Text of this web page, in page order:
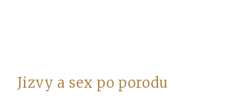
Jizvy a sex po porodu